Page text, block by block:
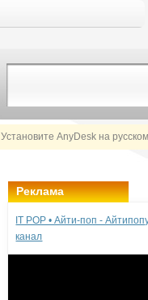
Установите AnyDesk на
Реклама
IT POP • Айти-поп -
канал